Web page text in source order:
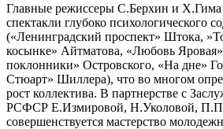
Главные режиссеры С.Берхин и Х.Гима
спектакли глубоко психологического
(«Ленинградский проспект» Штока,
косынке» Айтматова, «Любовь
поклонники» Островского, «На дне»
Стюарт» Шиллера), что во многом
рост коллектива. В партнерстве с
РСФСР Е.Измировой, Н.Уколовой,
совершенствуется мастерство